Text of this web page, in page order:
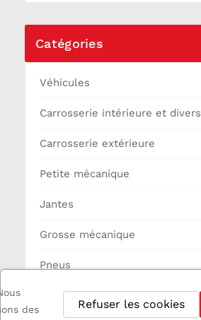
Catégories
Véhicules
Carrosserie intérieure et divers
Carrosserie extérieure
Petite mécanique
Jantes
Grosse mécanique
Pneus
Partie Cycle
des
Refuser les cookies